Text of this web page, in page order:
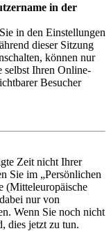
in der
in den Einstellungen
dieser Sitzung
können nur
selbst Ihren Online-
Besucher
Zeit nicht Ihrer
Sie im „Persönlichen
(Mitteleuropäische
nur von
Wenn Sie noch nicht
dies jetzt zu tun.